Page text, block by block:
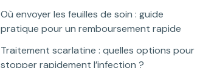
Où envoyer les feuilles de soin : guide
pratique pour un remboursement rapide
Traitement scarlatine : quelles options pour
stopper rapidement l’infection ?